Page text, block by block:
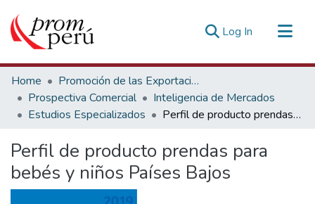
Log In (current)
Communities & Collections
All of DSpace
Statistics
Home
Promoción de las Exportaciones
Prospectiva Comercial
Inteligencia de Mercados
Estudios Especializados
Perfil de producto prendas para bebés y niños Países Bajos
Perfil de producto prendas para
bebés y niños Países Bajos